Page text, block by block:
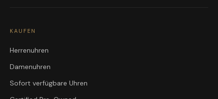
KAUFEN
Herrenuhren
Damenuhren
Sofort verfügbare Uhren